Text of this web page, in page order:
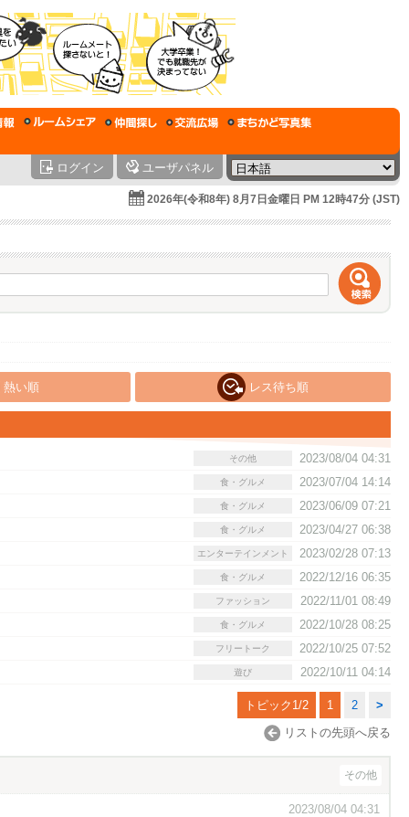
ログイン ユーザパネル
2026年(令和8年) 8月7日金曜日 PM 12時47分 (JST)
熱い順 レス待ち順
その他
2023/08/04 04:31
食・グルメ
2023/07/04 14:14
食・グルメ
2023/06/09 07:21
食・グルメ
2023/04/27 06:38
エンターテインメント
2023/02/28 07:13
食・グルメ
2022/12/16 06:35
ファッション
2022/11/01 08:49
食・グルメ
2022/10/28 08:25
フリートーク
2022/10/25 07:52
遊び 2022/10/11 04:14
トピック1/2 1 2
>
リストの先頭へ戻る
その他
2023/08/04 04:31